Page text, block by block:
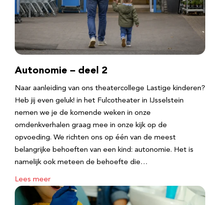
Autonomie – deel 2
Naar aanleiding van ons theatercollege Lastige kinderen?
Heb jij even geluk! in het Fulcotheater in IJsselstein
nemen we je de komende weken in onze
omdenkverhalen graag mee in onze kijk op de
opvoeding. We richten ons op één van de meest
belangrijke behoeften van een kind: autonomie. Het is
namelijk ook meteen de behoefte die…
Lees meer